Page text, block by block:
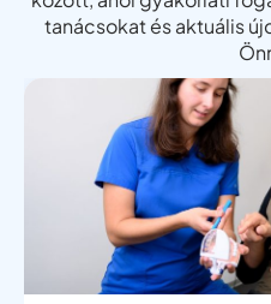
tanácsokat és aktuális